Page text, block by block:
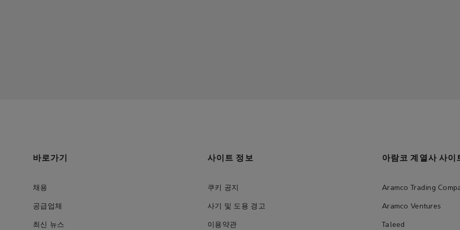
바로가기
채용
공급업체
최신 뉴스
사이트 정보
쿠키 공지
사기 및 도용 경고
이용약관
아람코 계열사 사이
Aramco Trading
Aramco Ventures
Taleed